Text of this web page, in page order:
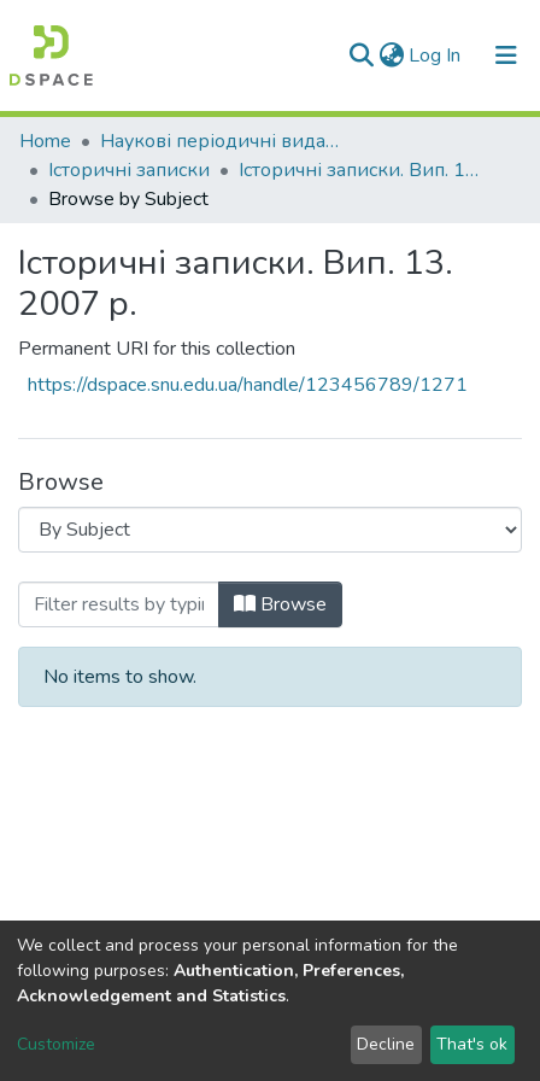
Log In (current)
Communities & Collections
All of DSpace
Home
Наукові періодичні видання СНУ ім. В. Даля
Історичні записки
Історичні записки. Вип. 13. 2007 р.
Browse by Subject
Історичні записки. Вип. 13.
2007 р.
Permanent URI for this collection
https://dspace.snu.edu.ua/handle/123456789/1271
Browse
Browsing Історичні записки. Вип. 13.
Browse
No items to show.
Dspace & Volodymyr Dahl East Ukrainian National University
LYRASIS
Send Feedback
We collect and process your personal information for the
following purposes: Authentication, Preferences,
Acknowledgement and Statistics.
Customize Decline That's ok